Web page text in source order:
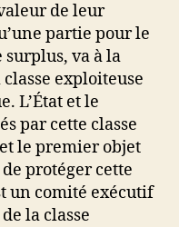
de leur
partie pour le
surplus, va à la
exploiteuse
L’État et le
par cette classe
le premier objet
protéger cette
un comité exécutif
la classe